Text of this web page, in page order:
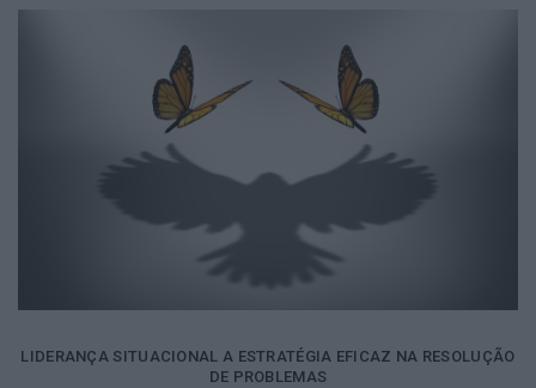
LIDERANÇA SITUACIONAL A ESTRATÉGIA EFICAZ NA RESOLUÇÃO
DE PROBLEMAS